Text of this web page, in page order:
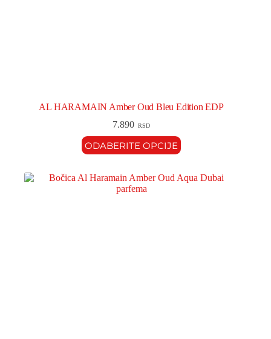
AL HARAMAIN Amber Oud Bleu Edition EDP
7.890 RSD
ODABERITE OPCIJE